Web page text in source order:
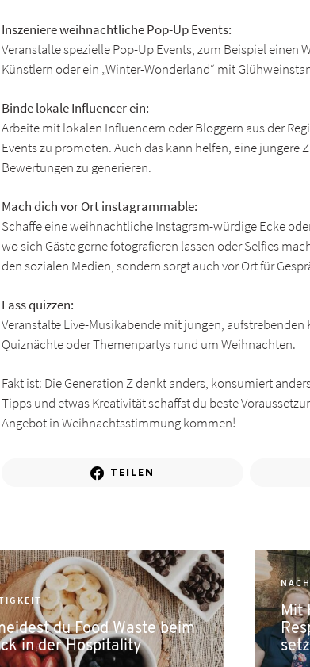
Inszeniere weihnachtliche Pop-Up Events:
Veranstalte spezielle Pop-Up Events, zum Beispiel
Künstlern oder ein „Winter-Wonderland“ mit
Binde lokale Influencer ein:
Arbeite mit lokalen Influencern oder Bloggern aus der
Events zu promoten. Auch das kann helfen, eine
Bewertungen zu generieren.
Mach dich vor Ort instagrammable:
Schaffe eine weihnachtliche Instagram-würdige Ecke
wo sich Gäste gerne fotografieren lassen oder Selfies
den sozialen Medien, sondern sorgt auch vor Ort für
Lass quizzen:
Veranstalte Live-Musikabende mit jungen,
Quiznächte oder Themenpartys rund um Weihnachten.
Fakt ist: Die Generation Z denkt anders, konsumiert
Tipps und etwas Kreativität schaffst du beste
Angebot in Weihnachtsstimmung kommen!
TEILEN
du Food Waste beim
in der Hospitality
Mit